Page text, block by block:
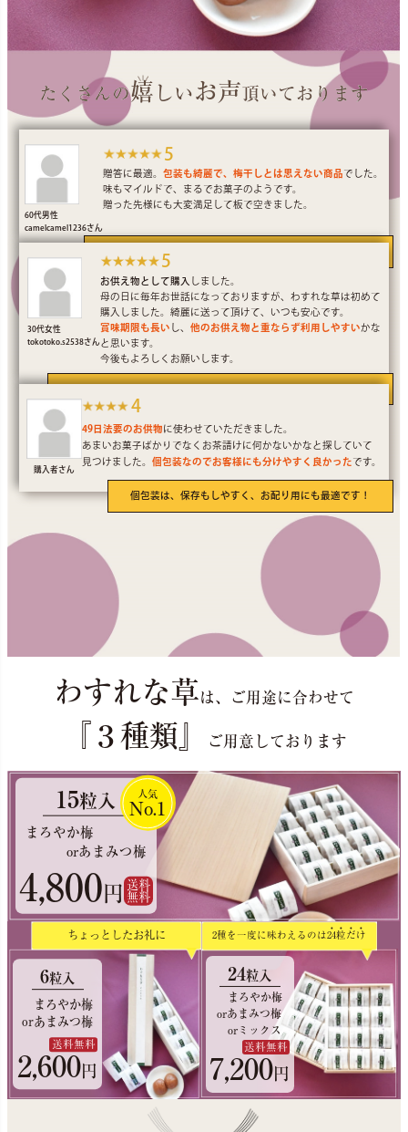
たくさんの嬉 しいお声 頂いております
60代男性
camelcamel1236さん
5
贈答に最適。 包装も綺麗で、梅干しとは思えない商品 でした。
味もマイルドで、まるでお菓子のようです。
贈った先様にも大変満足して板で空きました。
30代女性
tokotoko.s2538さん
5
お供え物として購入 しました。
母の日に毎年お世話になっておりますが、わすれな草は初めて
購入しました。綺麗に送って頂けて、いつも安心です。
賞味期限も長い し、 他のお供え物と重ならず利用しやすい かな
と思います。
今後もよろしくお願いします。
購入者さん
4
49日法要のお供物 に使わせていただきました。
あまいお菓子ばかりでなくお茶請けに何かないかなと探していて
見つけました。 個包装なのでお客様にも分けやすく良かった です。
個包装は、保存もしやすく、お配り用にも最適です！
わすれな草は、ご用途に合わせて
『３種類』 ご用意しております
15粒入
まろやか梅
orあまみつ梅
4,800 円 送料
無料
人気
No.1
ちょっとしたお礼に 2種を一度に味わえるのは24粒 だ け
6粒入
まろやか梅
orあまみつ梅
送料無料
2,600円
24粒入
まろやか梅
orあまみつ梅
orミックス
送料無料
7,200円